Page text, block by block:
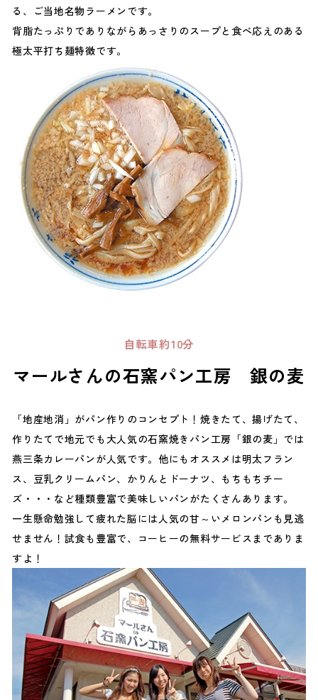
る、ご当地名物ラーメンです。
背脂たっぷりでありながらあっさりのスープと食べ応えのある
極太平打ち麺特徴です。
自転車約10分
マールさんの石窯パン工房 銀の麦
「地産地消」がパン作りのコンセプト！焼きたて、揚げたて、
作りたてで地元でも大人気の石窯焼きパン工房「銀の麦」では
燕三条カレーパンが人気です。他にもオススメは明太フラン
ス、豆乳クリームパン、かりんとドーナツ、もちもちチー
ズ・・・など種類豊富で美味しいパンがたくさんあります。
一生懸命勉強して疲れた脳には人気の甘～いメロンパンも見逃
せません！試食も豊富で、コーヒーの無料サービスまでありま
すよ！